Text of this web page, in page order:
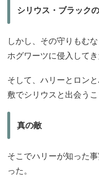
シリウス・ブラック
しかし、その守りもむ
ホグワーツに侵入してき
そして、ハリーとロン
敷でシリウスと出会うこ
真の敵
そこでハリーが知った
った。